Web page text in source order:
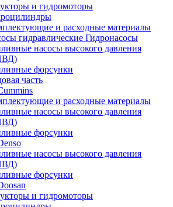
и гидромоторы
и расходные материалы
гидравлические Гидронасосы
насосы высокого давления
форсунки
часть
и расходные материалы
насосы высокого давления
форсунки
насосы высокого давления
форсунки
и гидромоторы